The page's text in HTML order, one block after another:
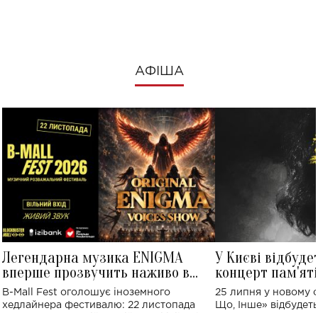
АФІША
Легендарна музика ENIGMA
вперше прозвучить наживо в
Україні: де відбудеться концерт
B-Mall Fest оголошує іноземного
хедлайнера фестивалю: 22 листопада
У Києві
концерт
Клименка:
виконають
25 липня у новому
Що, Інше»